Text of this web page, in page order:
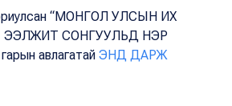
“МОНГОЛ УЛСЫН ИХ
ЭЭЛЖИТ СОНГУУЛЬД НЭР
авлагатай ЭНД ДАРЖ